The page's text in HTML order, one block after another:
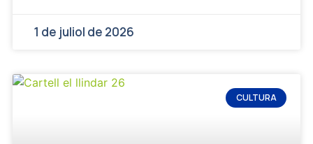
1 de juliol de 2026
CULTURA